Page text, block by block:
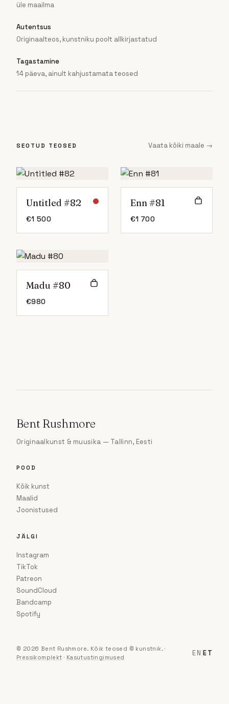
üle maailma
Autentsus
Originaalteos, kunstniku poolt allkirjastatud
Tagastamine
14 päeva, ainult kahjustamata teosed
SEOTUD TEOSED Vaata kõiki maale →
Untitled #82
€1 500
Enn #81
€1 700
Madu #80
€980
Bent Rushmore
Originaalkunst & muusika — Tallinn, Eesti
POOD
Kõik kunst
Maalid
Joonistused
JÄLGI
Instagram
TikTok
Patreon
SoundCloud
Bandcamp
Spotify
© 2026 Bent Rushmore. Kõik teosed © kunstnik.·
Pressikomplekt · Kasutustingimused EN ET